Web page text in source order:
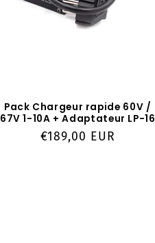
Pack Chargeur rapide 60V /
67V 1-10A + Adaptateur LP-16
Prix
€189,00 EUR